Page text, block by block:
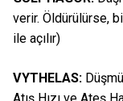
verir. Öldürülürse,
ile açılır)
VYTHELAS: